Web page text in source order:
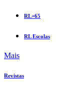
RL+65
RL Escolas
Mais
Revistas